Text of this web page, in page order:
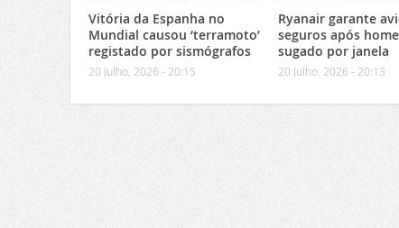
Vitória da Espanha no
Mundial causou ‘terramoto’
registado por sismógrafos
20 Julho, 2026 - 20:15
Ryanair garante
seguros após
sugado por janela
20 Julho, 2026 - 20:13